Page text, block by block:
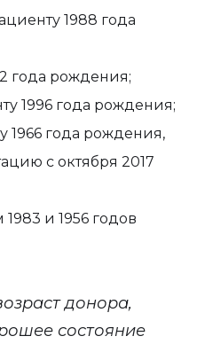
1988 года
года рождения;
1996 года рождения;
1966 года рождения,
с октября 2017
и 1956 годов
донора,
состояние